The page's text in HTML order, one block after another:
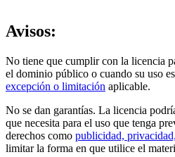
Avisos:
No tiene que cumplir con la licencia
el dominio público o cuando su uso
excepción o limitación aplicable.
No se dan garantías. La licencia
que necesita para el uso que tenga
derechos como publicidad,
limitar la forma en que utilice el